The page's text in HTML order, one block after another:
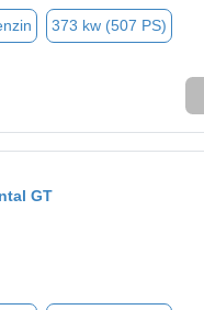
373 kw (507 PS)
GT